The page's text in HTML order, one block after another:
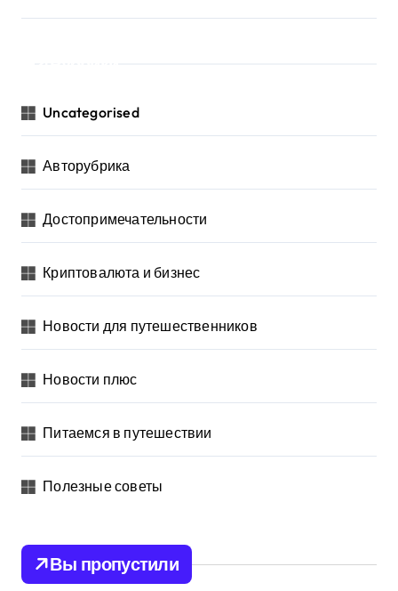
Uncategorised
Авторубрика
Достопримечательности
Криптовалюта и бизнес
Новости для путешественников
Новости плюс
Питаемся в путешествии
Полезные советы
Вы пропустили